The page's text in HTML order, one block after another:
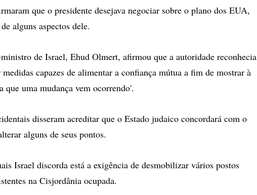
que o presidente desejava negociar sobre o plano dos EUA,
alguns aspectos dele.
de Israel, Ehud Olmert, afirmou que a autoridade reconhecia
capazes de alimentar a confiança mútua a fim de mostrar à
uma mudança vem ocorrendo'.
disseram acreditar que o Estado judaico concordará com o
alguns de seus pontos.
Israel discorda está a exigência de desmobilizar vários postos
na Cisjordânia ocupada.